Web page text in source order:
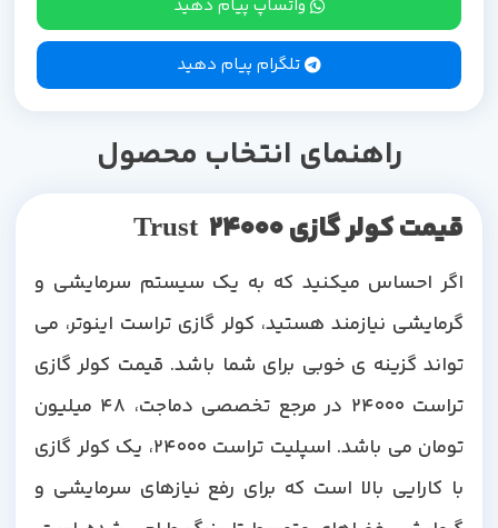
واتساپ پیام دهید
تلگرام پیام دهید
راهنمای انتخاب محصول
قیمت کولر گازی Trust 24000
اگر احساس میکنید که به یک سیستم سرمایشی و
گرمایشی نیازمند هستید، کولر گازی تراست اینوتر، می
تواند گزینه ی خوبی برای شما باشد. قیمت کولر گازی
تراست 24000 در مرجع تخصصی دماجت، 48 میلیون
تومان می باشد. اسپلیت تراست 24000، یک کولر گازی
با کارایی بالا است که برای رفع نیازهای سرمایشی و